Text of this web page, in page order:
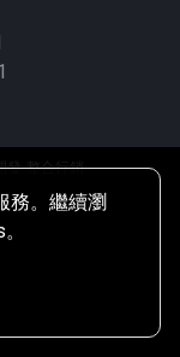
務。繼續瀏
發 整合行銷 整合行銷